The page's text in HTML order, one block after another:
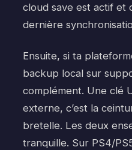
cloud save est actif et
dernière
Ensuite, si ta
backup local sur
complément. Une clé
externe, c’est la
bretelle. Les deux
tranquille. Sur PS4/